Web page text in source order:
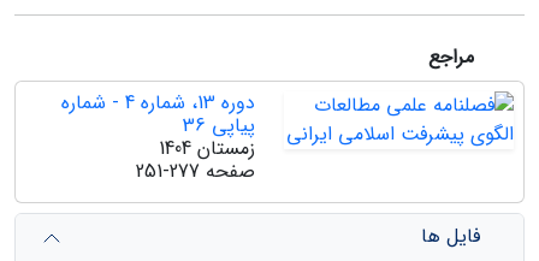
مراجع
دوره 13، شماره 4 - شماره
پیاپی 36
زمستان 1404
صفحه 251-277
فایل ها